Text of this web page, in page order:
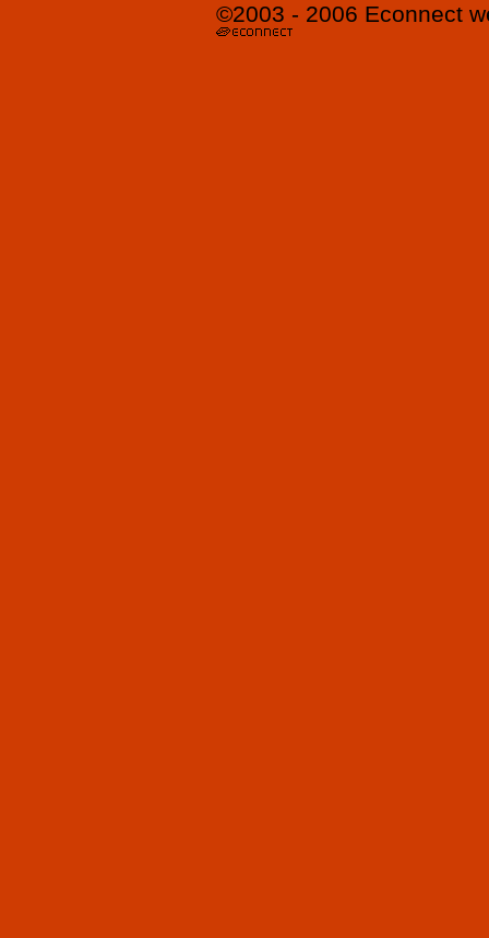
©2003 - 2006 Econnect